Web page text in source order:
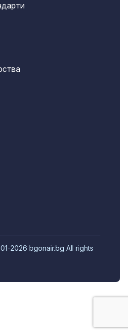
2026 bgonair.bg All rights